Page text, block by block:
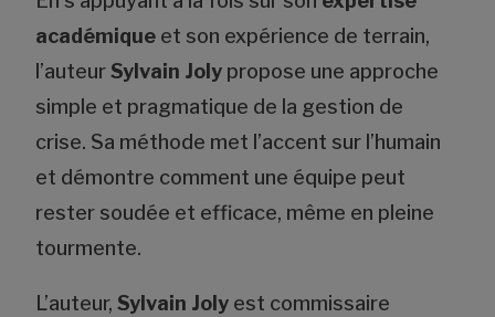
académiqueet son expérience de terrain,
l’auteurSylvain Jolypropose une approche
simple et pragmatique de la gestion de
crise. Sa méthode met l’accent sur l’humain
et démontre comment une équipe peut
rester soudée et efficace, même en pleine
tourmente.
L’auteur, Sylvain Jolyest commissaire